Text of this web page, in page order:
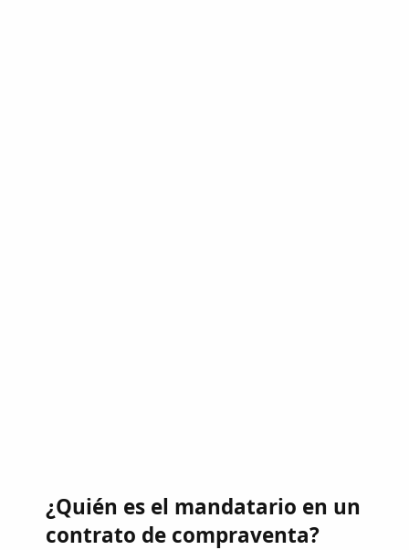
¿Quién es el mandatario en un
contrato de compraventa?